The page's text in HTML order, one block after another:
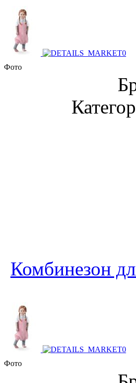
Фото
Комбинезон
Фото